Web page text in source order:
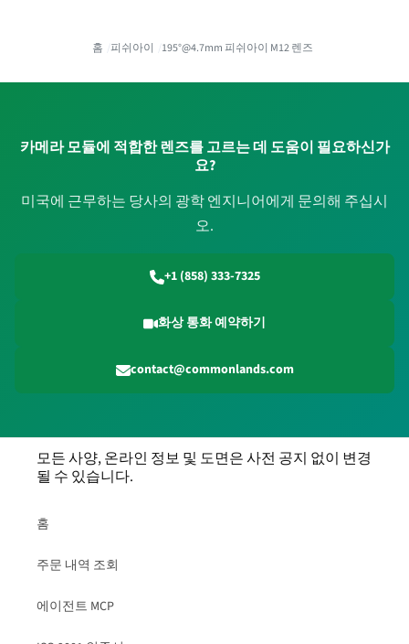
홈 피쉬아이 195°@4.7mm 피쉬아이 M12 렌즈
카메라 모듈에 적합한 렌즈를 고르는 데 도움이 필요하신가
요?
미국에 근무하는 당사의 광학 엔지니어에게 문의해 주십시
오.
+1 (858) 333-7325
화상 통화 예약하기
contact@commonlands.com
모든 사양, 온라인 정보 및 도면은 사전 공지 없이 변경
될 수 있습니다.
홈
주문 내역 조회
에이전트 MCP